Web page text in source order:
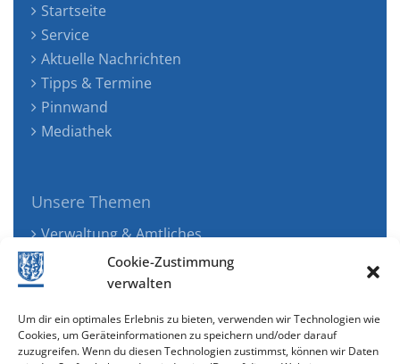
Cookie-Zustimmung
verwalten
Um dir ein optimales Erlebnis zu bieten, verwenden wir Technologien wie
Cookies, um Geräteinformationen zu speichern und/oder darauf
zuzugreifen. Wenn du diesen Technologien zustimmst, können wir Daten
Startseite
Service
Aktuelle Nachrichten
Tipps & Termine
Pinnwand
Mediathek
Unsere Themen
Verwaltung & Amtliches
Jugend, Familie & Gesundheit
Tourismus, Freizeit & Ökologie
Wirtschaft & Verkehr
Senioren & Inklusion